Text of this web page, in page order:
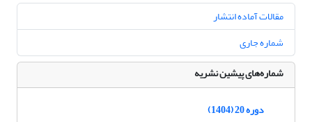
مقالات آماده انتشار
شماره جاری
شماره‌های پیشین نشریه
دوره 20 (1404)